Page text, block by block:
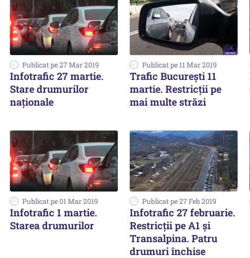
Publicat pe 27 Mar 2019
Infotrafic 27 martie.
Stare drumurilor
naţionale
Publicat pe 11 Mar 2019
Trafic Bucureşti 11
martie. Restricţii pe
mai multe străzi
Publicat pe 01 Mar 2019
Infotrafic 1 martie.
Starea drumurilor
Publicat pe 27 Feb 2019
Infotrafic 27 februarie.
Restricţii pe A1 şi
Transalpina. Patru
drumuri închise